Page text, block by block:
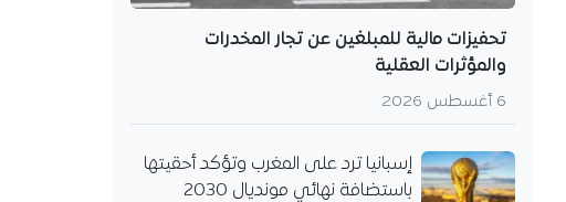
تحفيزات مالية للمبلغين عن تجار المخدرات
والمؤثرات العقلية
6 أغسطس 2026
إسبانيا ترد على المغرب وتؤكد أحقيتها
باستضافة نهائي مونديال 2030